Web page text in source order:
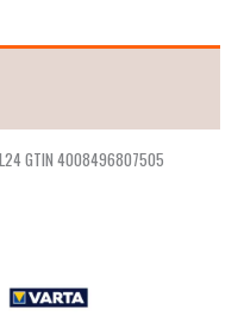
BL24 GTIN 4008496807505